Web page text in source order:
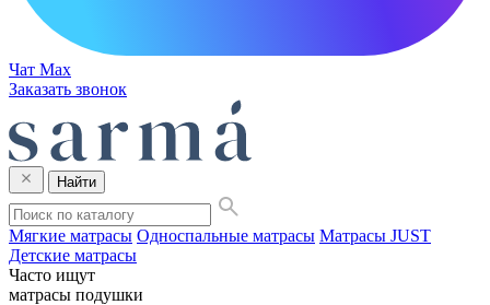
Чат Max
Заказать звонок
Найти
Мягкие матрасы Односпальные матрасы Матрасы JUST
Детские матрасы
Часто ищут
матрасы подушки